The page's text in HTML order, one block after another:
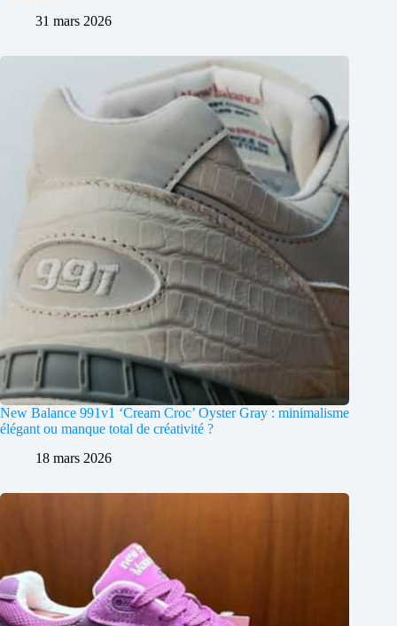
31 mars 2026
New Balance 991v1 ‘Cream Croc’ Oyster Gray : minimalisme
élégant ou manque total de créativité ?
18 mars 2026